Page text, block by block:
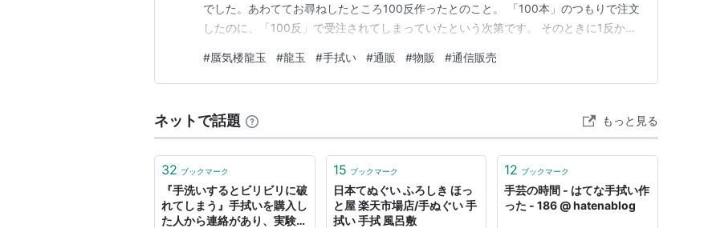
でした。あわててお尋ねしたところ100反作ったとのこと。 「100本」のつもりで注文
したのに、「100反」で受注されてしまっていたという次第です。 そのときに1反から
け取るのはスペース的にも不可能なので、必要な分ずつ送ってもらっていました。これ
までに毎年のご挨拶やDVD…
#蜃気楼龍玉 #龍玉 #手拭い #通販 #物販 #通信販売
ネットで話題 もっと見る
32 ブックマーク
『手洗いするとビリビリに破
れてしまう』手拭いを購入し
た人から連絡があり、実験し
15 ブックマーク
日本てぬぐい ふろしき ほっ
と屋 楽天市場店/手ぬぐい 手
拭い 手拭 風呂敷
12 ブックマーク
手芸の時間 - はてな手拭い作
った - 186 @ hatenablog